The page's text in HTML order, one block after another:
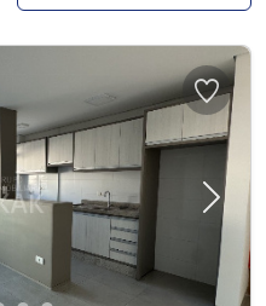
Next